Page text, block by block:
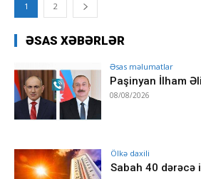
1 2
ƏSAS XƏBƏRLƏR
Əsas məlumatlar
Paşinyan İlham
08/08/2026
Ölkə daxili
Sabah 40 dərəcə